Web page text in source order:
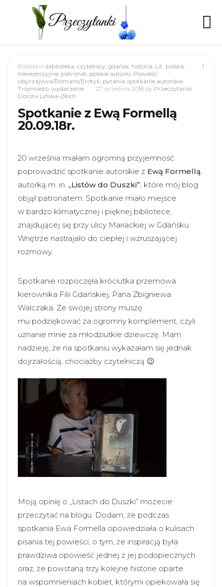
1
Posted in biblioteka, czytelnicy, gdańsk, historia, Lit. polska,
nierecenzyjnie, patronat, polskie autorki, Powieść
obyczajowa/Romans/Erotyk, pytania, spotkanie autorskie,
Trójmiasto, wydarzenie 27 września 2018 by Przeczytanki
Dorota Lińska-Złoch
Spotkanie z Ewą Formellą
20.09.18r.
20 września miałam ogromną przyjemność
poprowadzić spotkanie autorskie z Ewą Formellą,
autorką m. in. „Listów do Duszki”, które mój blog
objął patronatem. Spotkanie miało miejsce
w bardzo klimatycznej i pięknej bibliotece,
znajdującej się przy ulicy Mariackiej w Gdańsku.
Wnętrze nastrajało do ciepłej i wzruszającej
rozmowy.
Spotkanie rozpoczęła króciutka przemowa
kierownika Filii Gdańskiej, Pana Zbigniewa
Walczaka. Ze swojej strony muszę
mu podziękować za ogromny komplement, czyli
uznanie mnie za młodziutkie dziewczę. Mam
nadzieję, że na spotkaniu wykazałam się jednak
dojrzałością, chociażby czytelniczą 😉
Moją opinię o „Listach do Duszki” możecie
przeczytać na blogu. Dodam, że podczas
spotkania Ewa Formella opowiedziała o kulisach
pisania tej powieści, o tym, że inspiracją była
prawdziwa opowieść jednej z jej podopiecznych
oraz, że powstaną trzy kolejne historie oparte
na wspomnieniach kobiet, którymi opiekowała się